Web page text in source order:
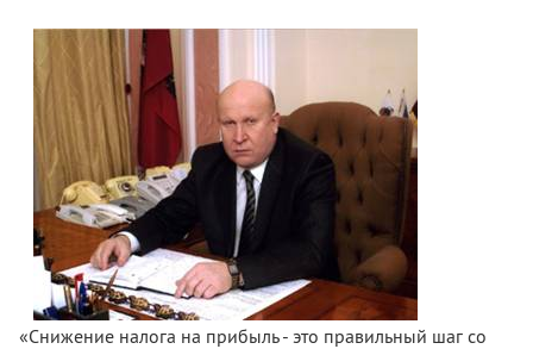
«Снижение налога на прибыль - это правильный шаг со